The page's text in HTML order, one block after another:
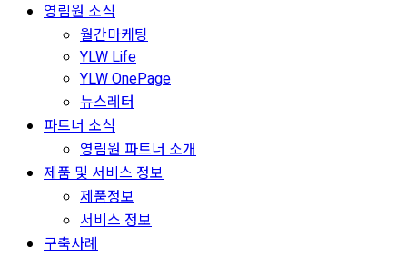
영림원 소식
월간마케팅
YLW Life
YLW OnePage
뉴스레터
파트너 소식
영림원 파트너 소개
제품 및 서비스 정보
제품정보
서비스 정보
구축사례